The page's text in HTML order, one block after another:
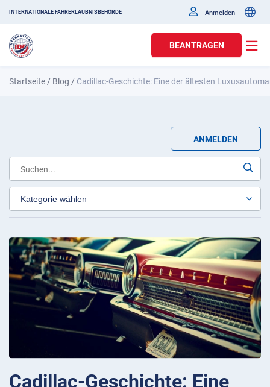
INTERNATIONALE FAHRERLAUBNISBEHÖRDE Anmelden
BEANTRAGEN
Startseite / Blog / Cadillac-Geschichte: Eine der ältesten
ANMELDEN
Cadillac-Geschichte: Eine